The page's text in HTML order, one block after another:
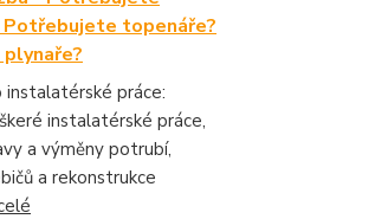
topenáře?
práce:
instalatérské práce,
a výměny potrubí,
a rekonstrukce